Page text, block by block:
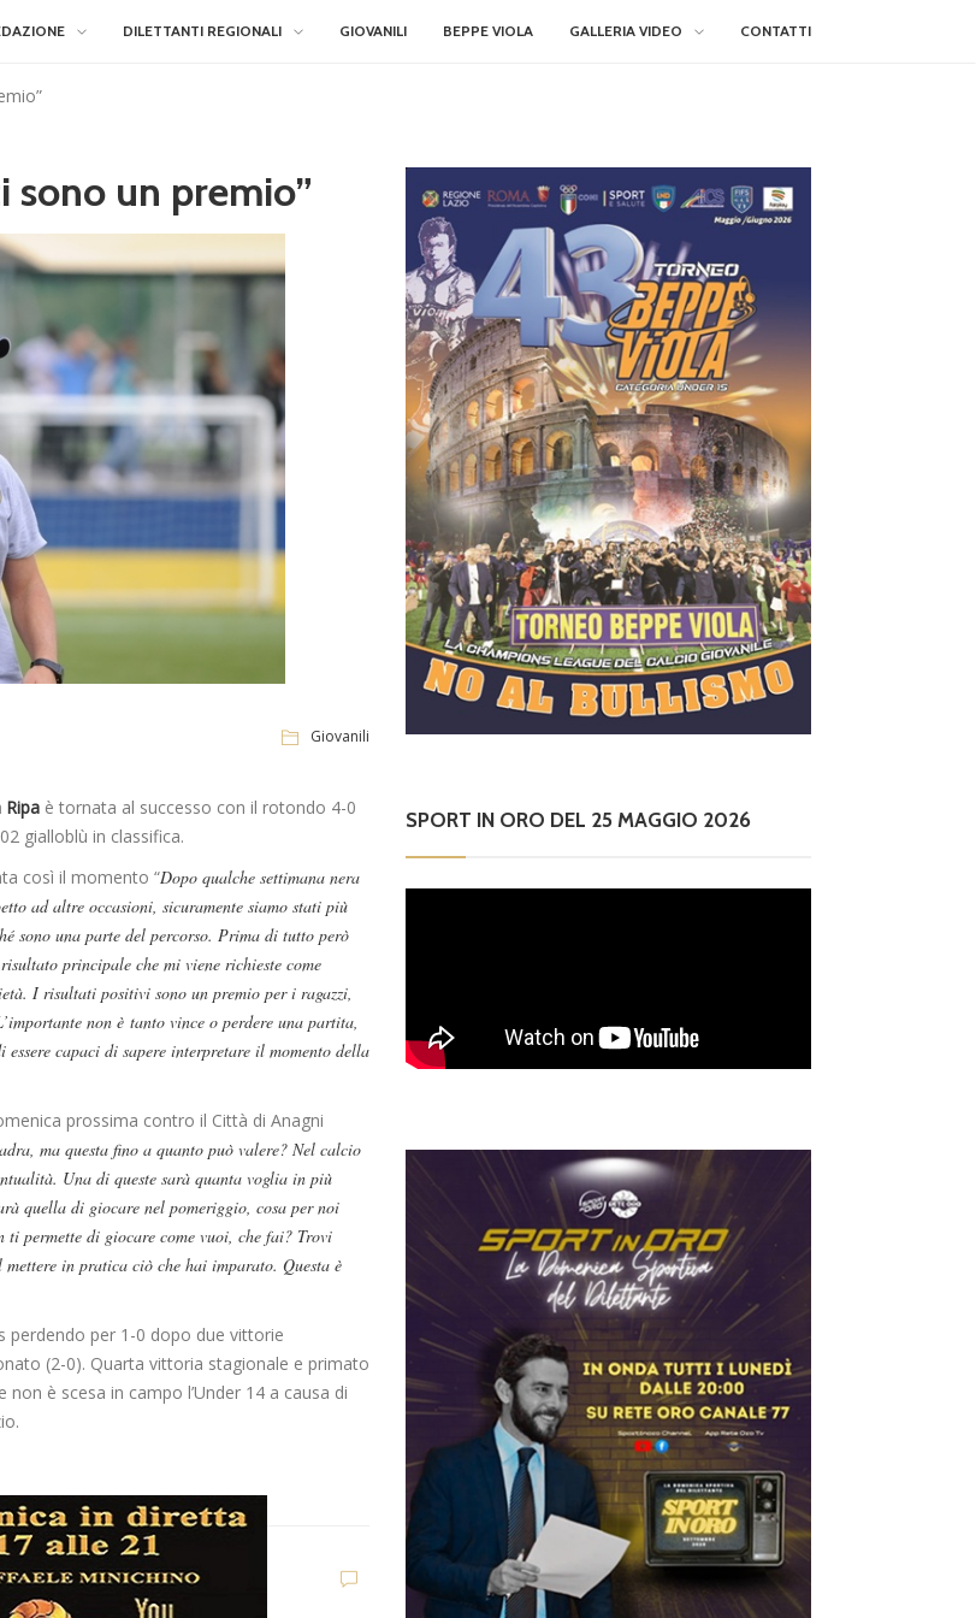
DILETTANTI REGIONALI GIOVANILI BEPPE VIOLA GALLERIA VIDEO CONTATTI
sono un premio”
Giovanili
Ripa è tornata al successo con il rotondo 4-0
gialloblù in classifica.
così il momento “Dopo qualche settimana nera
ad altre occasioni, sicuramente siamo stati più
sono una parte del percorso. Prima di tutto però
principale che mi viene richieste come
I risultati positivi sono un premio per i ragazzi,
non è tanto vince o perdere una partita,
capaci di sapere interpretare il momento della
prossima contro il Città di Anagni
ma questa fino a quanto può valere? Nel calcio
Una di queste sarà quanta voglia in più
quella di giocare nel pomeriggio, cosa per noi
ti permette di giocare come vuoi, che fai? Trovi
in pratica ciò che hai imparato. Questa è
perdendo per 1-0 dopo due vittorie
(2-0). Quarta vittoria stagionale e primato
è scesa in campo l’Under 14 a causa di
Giovanili
SPORT IN ORO DEL 25 MAGGIO 2026